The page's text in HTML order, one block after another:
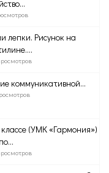
лепки. Рисунок на
коммуникативной...
(УМК «Гармония»)
по...